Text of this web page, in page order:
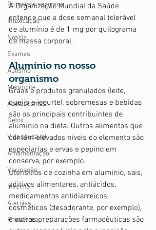
Primeiros socorros
Intoxicação
Notícia
Exames
Autismo
Meningite
Adolescentes
Detox
Vida saudável
Amamentação
Vacinação
Inverno
Alergias
Primavera
A Organização Mundial da Saúde
entende que a dose semanal tolerável
de alumínio é de 1 mg por quilograma
de massa corporal.
Alumínio no nosso
organismo
Grãos e produtos granulados (leite,
queijo e iogurte), sobremesas e bebidas
são os principais contribuintes de
alumínio na dieta. Outros alimentos que
contém elevados níveis do elemento são
especiarias e ervas e pepino em
conserva, por exemplo.
Utensílios de cozinha em alumínio, sais,
aditivos alimentares, antiácidos,
medicamentos antidiarreicos,
cosméticos (desodorante, por exemplo),
e outras preparações farmacêuticas são